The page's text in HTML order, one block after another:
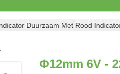
Duurzaam Met Rood
Φ12mm 6V -